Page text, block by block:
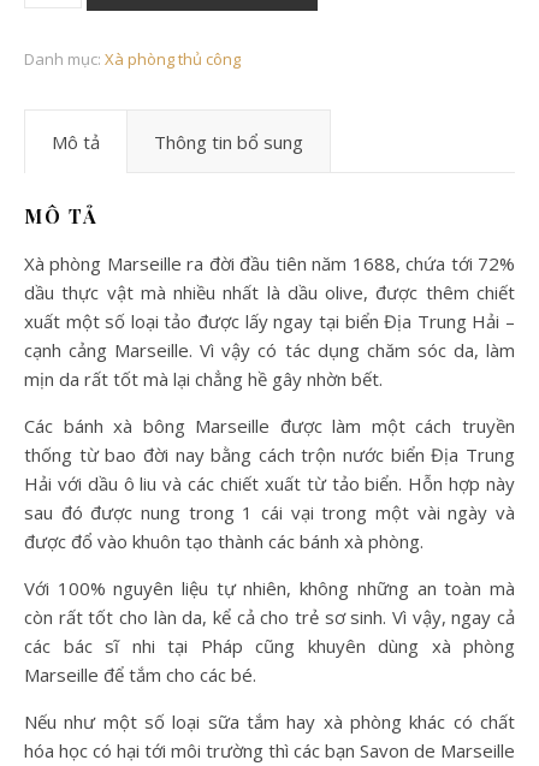
Danh mục: Xà phòng thủ công
Mô tả Thông tin bổ sung
MÔ TẢ
Xà phòng Marseille ra đời đầu tiên năm 1688, chứa tới 72%
dầu thực vật mà nhiều nhất là dầu olive, được thêm chiết
xuất một số loại tảo được lấy ngay tại biển Địa Trung Hải –
cạnh cảng Marseille. Vì vậy có tác dụng chăm sóc da, làm
mịn da rất tốt mà lại chẳng hề gây nhờn bết.
Các bánh xà bông Marseille được làm một cách truyền
thống từ bao đời nay bằng cách trộn nước biển Địa Trung
Hải với dầu ô liu và các chiết xuất từ tảo biển. Hỗn hợp này
sau đó được nung trong 1 cái vại trong một vài ngày và
được đổ vào khuôn tạo thành các bánh xà phòng.
Với 100% nguyên liệu tự nhiên, không những an toàn mà
còn rất tốt cho làn da, kể cả cho trẻ sơ sinh. Vì vậy, ngay cả
các bác sĩ nhi tại Pháp cũng khuyên dùng xà phòng
Marseille để tắm cho các bé.
Nếu như một số loại sữa tắm hay xà phòng khác có chất
hóa học có hại tới môi trường thì các bạn Savon de Marseille